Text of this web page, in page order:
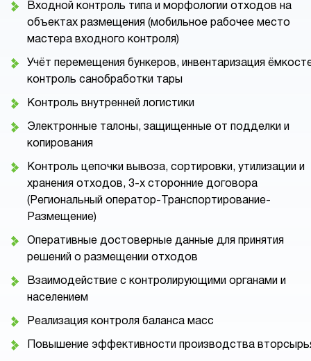
Входной контроль типа и морфологии отходов на
объектах размещения (мобильное рабочее место
мастера входного контроля)
Учёт перемещения бункеров, инвентаризация
контроль санобработки тары
Контроль внутренней логистики
Электронные талоны, защищенные от подделки и
копирования
Контроль цепочки вывоза, сортировки, утилизации и
хранения отходов, 3-х сторонние договора
(Региональный оператор-Транспортирование-
Размещение)
Оперативные достоверные данные для принятия
решений о размещении отходов
Взаимодействие с контролирующими органами и
населением
Реализация контроля баланса масс
Повышение эффективности производства